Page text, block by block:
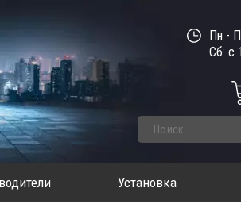
Пн -
Сб: с
Установка